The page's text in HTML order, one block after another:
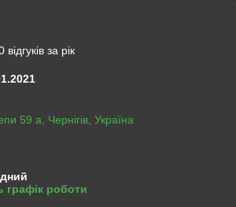
за рік
59 а, Чернігів, Україна
графік роботи